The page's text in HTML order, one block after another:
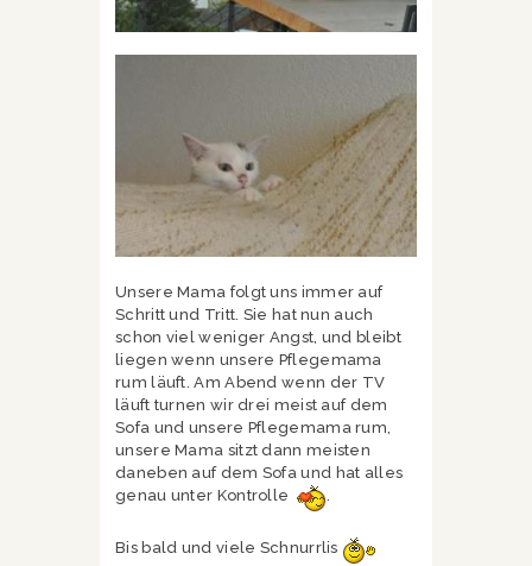
Unsere Mama folgt uns immer auf
Schritt und Tritt. Sie hat nun auch
schon viel weniger Angst, und bleibt
liegen wenn unsere Pflegemama
rum läuft. Am Abend wenn der TV
läuft turnen wir drei meist auf dem
Sofa und unsere Pflegemama rum,
unsere Mama sitzt dann meisten
daneben auf dem Sofa und hat alles
genau unter Kontrolle
Bis bald und viele Schnurrlis